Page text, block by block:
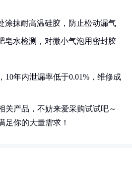
涂抹耐高温硅胶，防止松动漏气
皂水检测，对微小气泡用密封胶
10年内泄漏率低于0.01%，维修成
关产品，不妨来爱采购试试吧～
足你的大量需求！